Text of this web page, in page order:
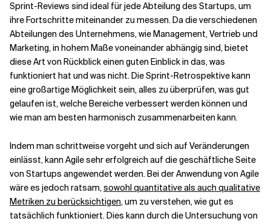
Sprint-Reviews sind ideal für jede Abteilung des Startups, um
ihre Fortschritte miteinander zu messen. Da die verschiedenen
Abteilungen des Unternehmens, wie Management, Vertrieb und
Marketing, in hohem Maße voneinander abhängig sind, bietet
diese Art von Rückblick einen guten Einblick in das, was
funktioniert hat und was nicht. Die Sprint-Retrospektive kann
eine großartige Möglichkeit sein, alles zu überprüfen, was gut
gelaufen ist, welche Bereiche verbessert werden können und
wie man am besten harmonisch zusammenarbeiten kann.
Indem man schrittweise vorgeht und sich auf Veränderungen
einlässt, kann Agile sehr erfolgreich auf die geschäftliche Seite
von Startups angewendet werden. Bei der Anwendung von Agile
wäre es jedoch ratsam,sowohl quantitative als auch qualitative
Metriken zu berücksichtigen, um zu verstehen, wie gut es
tatsächlich funktioniert. Dies kann durch die Untersuchung von